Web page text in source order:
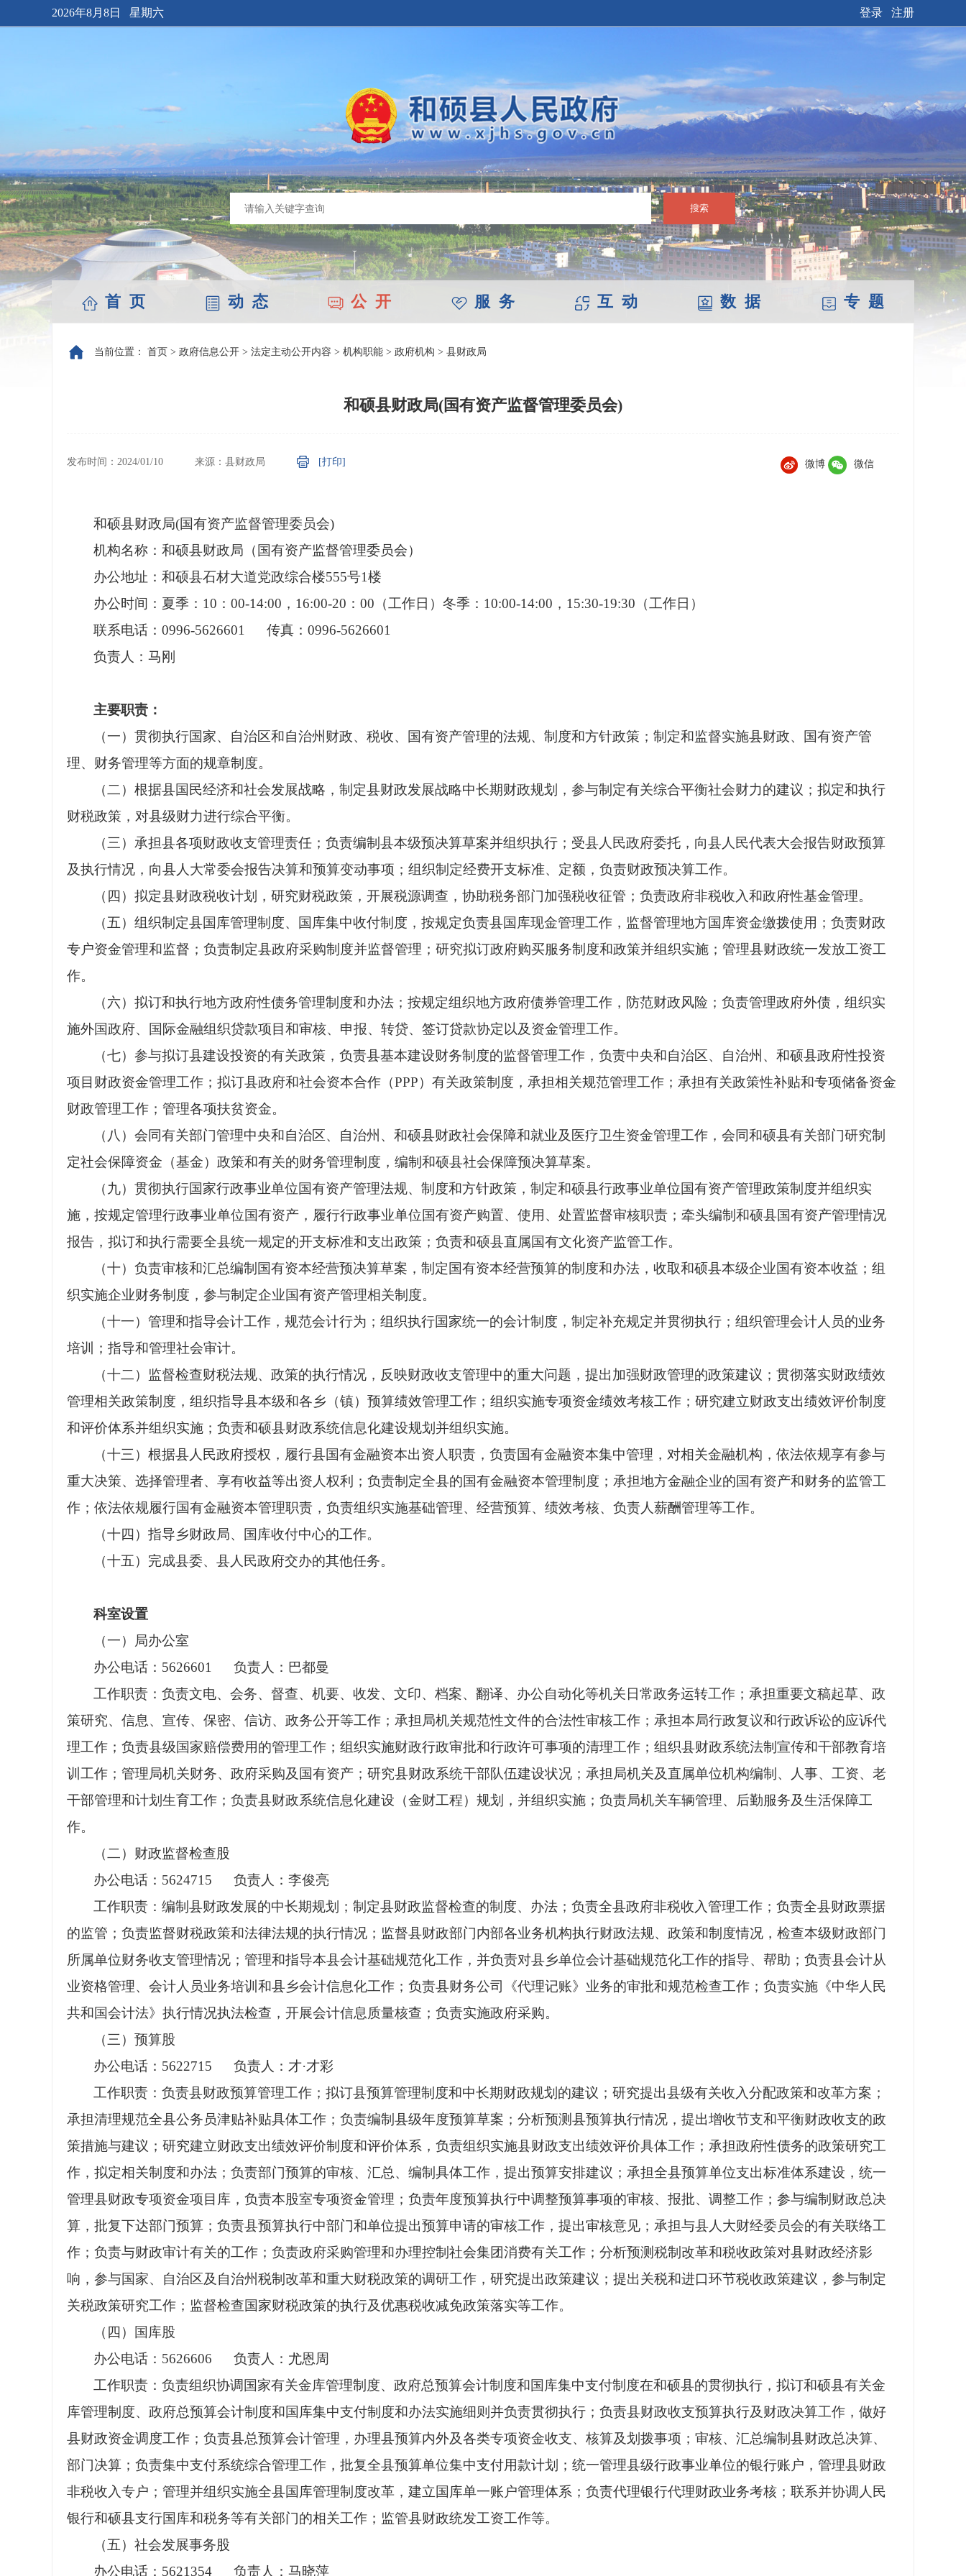
2026年8月8日 星期六 登录 注册
搜索
首 页 动 态 公 开 服 务 互 动 数 据 专 题
当前位置： 首页 > 政府信息公开 > 法定主动公开内容 > 机构职能 > 政府机构 > 县财政局
和硕县财政局(国有资产监督管理委员会)
发布时间：2024/01/10 来源：县财政局 [打印] 微博 微信
和硕县财政局(国有资产监督管理委员会)
机构名称：和硕县财政局（国有资产监督管理委员会）
办公地址：和硕县石材大道党政综合楼555号1楼
办公时间：夏季：10：00-14:00，16:00-20：00（工作日）冬季：10:00-14:00，15:30-19:30（工作日）
联系电话：0996-5626601 传真：0996-5626601
负责人：马刚
主要职责：
（一）贯彻执行国家、自治区和自治州财政、税收、国有资产管理的法规、制度和方针政策；制定和监督实施县财政、国有资产管
理、财务管理等方面的规章制度。
（二）根据县国民经济和社会发展战略，制定县财政发展战略中长期财政规划，参与制定有关综合平衡社会财力的建议；拟定和执行
财税政策，对县级财力进行综合平衡。
（三）承担县各项财政收支管理责任；负责编制县本级预决算草案并组织执行；受县人民政府委托，向县人民代表大会报告财政预算
及执行情况，向县人大常委会报告决算和预算变动事项；组织制定经费开支标准、定额，负责财政预决算工作。
（四）拟定县财政税收计划，研究财税政策，开展税源调查，协助税务部门加强税收征管；负责政府非税收入和政府性基金管理。
（五）组织制定县国库管理制度、国库集中收付制度，按规定负责县国库现金管理工作，监督管理地方国库资金缴拨使用；负责财政
专户资金管理和监督；负责制定县政府采购制度并监督管理；研究拟订政府购买服务制度和政策并组织实施；管理县财政统一发放工资工
作。
（六）拟订和执行地方政府性债务管理制度和办法；按规定组织地方政府债券管理工作，防范财政风险；负责管理政府外债，组织实
施外国政府、国际金融组织贷款项目和审核、申报、转贷、签订贷款协定以及资金管理工作。
（七）参与拟订县建设投资的有关政策，负责县基本建设财务制度的监督管理工作，负责中央和自治区、自治州、和硕县政府性投资
项目财政资金管理工作；拟订县政府和社会资本合作（PPP）有关政策制度，承担相关规范管理工作；承担有关政策性补贴和专项储备资金
财政管理工作；管理各项扶贫资金。
（八）会同有关部门管理中央和自治区、自治州、和硕县财政社会保障和就业及医疗卫生资金管理工作，会同和硕县有关部门研究制
定社会保障资金（基金）政策和有关的财务管理制度，编制和硕县社会保障预决算草案。
（九）贯彻执行国家行政事业单位国有资产管理法规、制度和方针政策，制定和硕县行政事业单位国有资产管理政策制度并组织实
施，按规定管理行政事业单位国有资产，履行行政事业单位国有资产购置、使用、处置监督审核职责；牵头编制和硕县国有资产管理情况
报告，拟订和执行需要全县统一规定的开支标准和支出政策；负责和硕县直属国有文化资产监管工作。
（十）负责审核和汇总编制国有资本经营预决算草案，制定国有资本经营预算的制度和办法，收取和硕县本级企业国有资本收益；组
织实施企业财务制度，参与制定企业国有资产管理相关制度。
（十一）管理和指导会计工作，规范会计行为；组织执行国家统一的会计制度，制定补充规定并贯彻执行；组织管理会计人员的业务
培训；指导和管理社会审计。
（十二）监督检查财税法规、政策的执行情况，反映财政收支管理中的重大问题，提出加强财政管理的政策建议；贯彻落实财政绩效
管理相关政策制度，组织指导县本级和各乡（镇）预算绩效管理工作；组织实施专项资金绩效考核工作；研究建立财政支出绩效评价制度
和评价体系并组织实施；负责和硕县财政系统信息化建设规划并组织实施。
（十三）根据县人民政府授权，履行县国有金融资本出资人职责，负责国有金融资本集中管理，对相关金融机构，依法依规享有参与
重大决策、选择管理者、享有收益等出资人权利；负责制定全县的国有金融资本管理制度；承担地方金融企业的国有资产和财务的监管工
作；依法依规履行国有金融资本管理职责，负责组织实施基础管理、经营预算、绩效考核、负责人薪酬管理等工作。
（十四）指导乡财政局、国库收付中心的工作。
（十五）完成县委、县人民政府交办的其他任务。
科室设置
（一）局办公室
办公电话：5626601 负责人：巴都曼
工作职责：负责文电、会务、督查、机要、收发、文印、档案、翻译、办公自动化等机关日常政务运转工作；承担重要文稿起草、政
策研究、信息、宣传、保密、信访、政务公开等工作；承担局机关规范性文件的合法性审核工作；承担本局行政复议和行政诉讼的应诉代
理工作；负责县级国家赔偿费用的管理工作；组织实施财政行政审批和行政许可事项的清理工作；组织县财政系统法制宣传和干部教育培
训工作；管理局机关财务、政府采购及国有资产；研究县财政系统干部队伍建设状况；承担局机关及直属单位机构编制、人事、工资、老
干部管理和计划生育工作；负责县财政系统信息化建设（金财工程）规划，并组织实施；负责局机关车辆管理、后勤服务及生活保障工
作。
（二）财政监督检查股
办公电话：5624715 负责人：李俊亮
工作职责：编制县财政发展的中长期规划；制定县财政监督检查的制度、办法；负责全县政府非税收入管理工作；负责全县财政票据
的监管；负责监督财税政策和法律法规的执行情况；监督县财政部门内部各业务机构执行财政法规、政策和制度情况，检查本级财政部门
所属单位财务收支管理情况；管理和指导本县会计基础规范化工作，并负责对县乡单位会计基础规范化工作的指导、帮助；负责县会计从
业资格管理、会计人员业务培训和县乡会计信息化工作；负责县财务公司《代理记账》业务的审批和规范检查工作；负责实施《中华人民
共和国会计法》执行情况执法检查，开展会计信息质量核查；负责实施政府采购。
（三）预算股
办公电话：5622715 负责人：才·才彩
工作职责：负责县财政预算管理工作；拟订县预算管理制度和中长期财政规划的建议；研究提出县级有关收入分配政策和改革方案；
承担清理规范全县公务员津贴补贴具体工作；负责编制县级年度预算草案；分析预测县预算执行情况，提出增收节支和平衡财政收支的政
策措施与建议；研究建立财政支出绩效评价制度和评价体系，负责组织实施县财政支出绩效评价具体工作；承担政府性债务的政策研究工
作，拟定相关制度和办法；负责部门预算的审核、汇总、编制具体工作，提出预算安排建议；承担全县预算单位支出标准体系建设，统一
管理县财政专项资金项目库，负责本股室专项资金管理；负责年度预算执行中调整预算事项的审核、报批、调整工作；参与编制财政总决
算，批复下达部门预算；负责县预算执行中部门和单位提出预算申请的审核工作，提出审核意见；承担与县人大财经委员会的有关联络工
作；负责与财政审计有关的工作；负责政府采购管理和办理控制社会集团消费有关工作；分析预测税制改革和税收政策对县财政经济影
响，参与国家、自治区及自治州税制改革和重大财税政策的调研工作，研究提出政策建议；提出关税和进口环节税收政策建议，参与制定
关税政策研究工作；监督检查国家财税政策的执行及优惠税收减免政策落实等工作。
（四）国库股
办公电话：5626606 负责人：尤恩周
工作职责：负责组织协调国家有关金库管理制度、政府总预算会计制度和国库集中支付制度在和硕县的贯彻执行，拟订和硕县有关金
库管理制度、政府总预算会计制度和国库集中支付制度和办法实施细则并负责贯彻执行；负责县财政收支预算执行及财政决算工作，做好
县财政资金调度工作；负责县总预算会计管理，办理县预算内外及各类专项资金收支、核算及划拨事项；审核、汇总编制县财政总决算、
部门决算；负责集中支付系统综合管理工作，批复全县预算单位集中支付用款计划；统一管理县级行政事业单位的银行账户，管理县财政
非税收入专户；管理并组织实施全县国库管理制度改革，建立国库单一账户管理体系；负责代理银行代理财政业务考核；联系并协调人民
银行和硕县支行国库和税务等有关部门的相关工作；监管县财政统发工资工作等。
（五）社会发展事务股
办公电话：5621354 负责人：马晓萍